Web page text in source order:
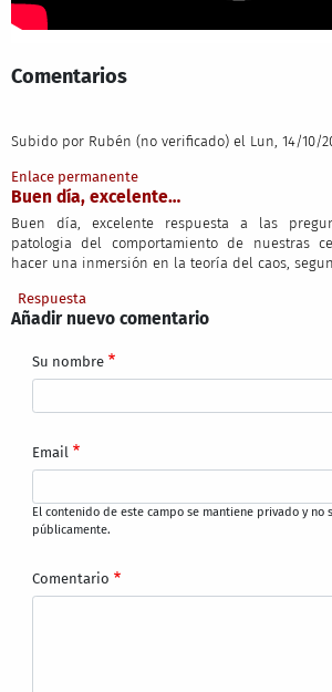
Comentarios
Subido por Rubén (no verificado) el Lun, 14/10/
Enlace permanente
Buen día, excelente…
Buen día, excelente respuesta a las
patologia del comportamiento de nuestras
hacer una inmersión en la teoría del caos,
Respuesta
Añadir nuevo comentario
Su nombre
Email
El contenido de este campo se mantiene privado y no
públicamente.
Comentario